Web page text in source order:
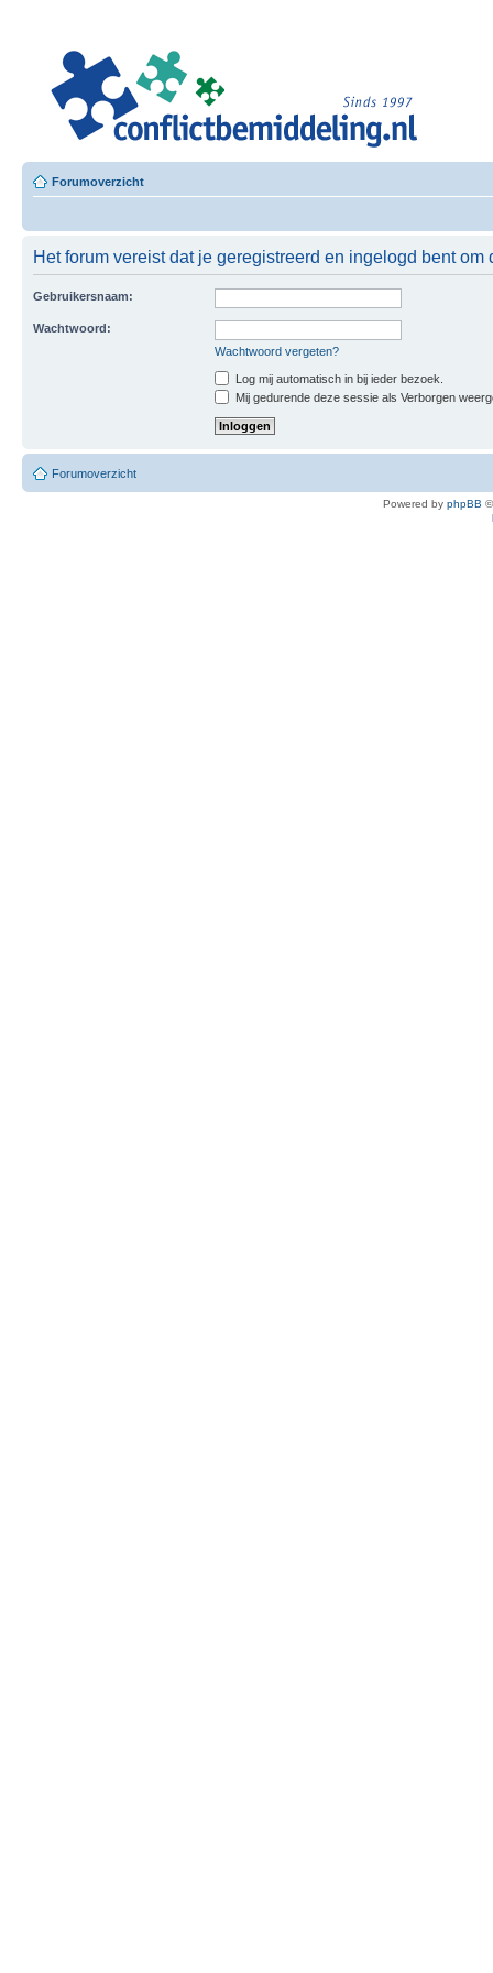
Forumoverzicht
Het forum vereist dat je geregistreerd en ingelogd bent
Gebruikersnaam:
Wachtwoord:
Wachtwoord vergeten?
Log mij automatisch in bij ieder bezoek.
Mij gedurende deze sessie als Verborgen
Forumoverzicht
Powered by phpBB